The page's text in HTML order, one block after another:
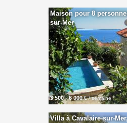
Maison pour 8
sur-Mer
3 500 - 6 000 €/ semaine
Villa à Cavalaire-sur-